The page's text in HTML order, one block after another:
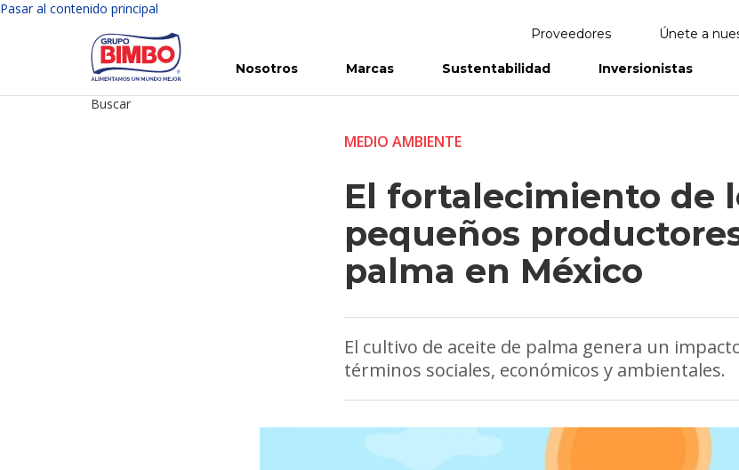
Pasar al contenido principal
Proveedores Únete a
Nosotros Marcas Sustentabilidad Inversionistas
Buscar
MEDIO AMBIENTE
El fortalecimiento de
pequeños
palma en México
El cultivo de aceite de palma genera un
términos sociales, económicos y ambientales.